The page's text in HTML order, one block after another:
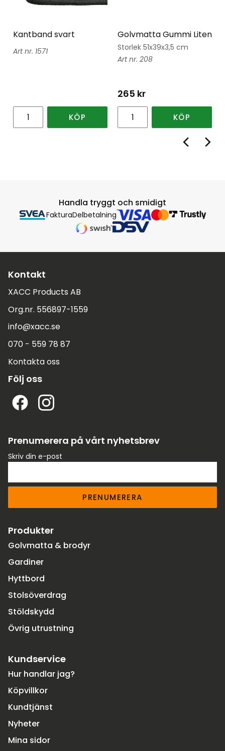
Kantband svart
1571
KÖP
Golvmatta Gummi Liten
Storlek 51x39x3,5 cm
208
265 kr
KÖP
Handla tryggt och smidigt
FakturaDelbetalning
Kontakt
XACC Products AB
Org.nr. 556897-1559
info@xacc.se
070 - 559 78 87
Kontakta oss
Följ oss
Prenumerera på vårt nyhetsbrev
Skriv din e-post
PRENUMERERA
Produkter
Golvmatta & brodyr
Gardiner
Hyttbord
Stolsöverdrag
Stöldskydd
Övrig utrustning
Kundservice
Hur handlar jag?
Köpvillkor
Kundtjänst
Nyheter
Mina sidor